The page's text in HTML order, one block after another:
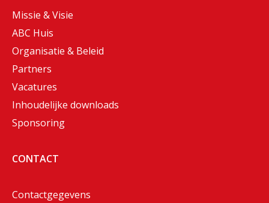
Missie & Visie
ABC Huis
Organisatie & Beleid
Partners
Vacatures
Inhoudelijke downloads
Sponsoring
CONTACT
Contactgegevens